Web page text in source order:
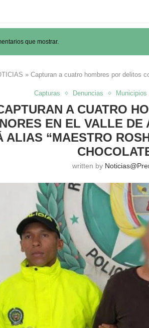
que mostrar.
» Capturan a cuatro hombres por delitos
Capturas Denuncias Municipios
A CUATRO
EN EL VALLE
ALIAS “MAESTRO
written by